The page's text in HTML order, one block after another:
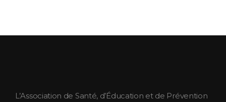
L’Association de Santé, d’Éducation et de Prévention